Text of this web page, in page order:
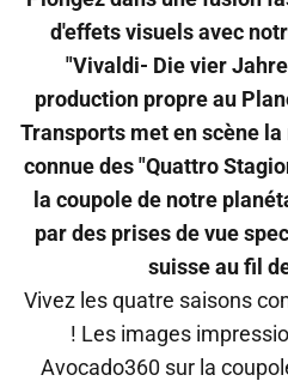
d'effets visuels avec
"Vivaldi- Die vier
production propre au
Transports met en scène
connue des "Quattro
la coupole de notre
par des prises de vue
suisse au fil
Vivez les quatre saisons
! Les images
Avocado360 sur la